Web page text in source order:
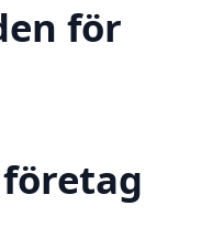
för